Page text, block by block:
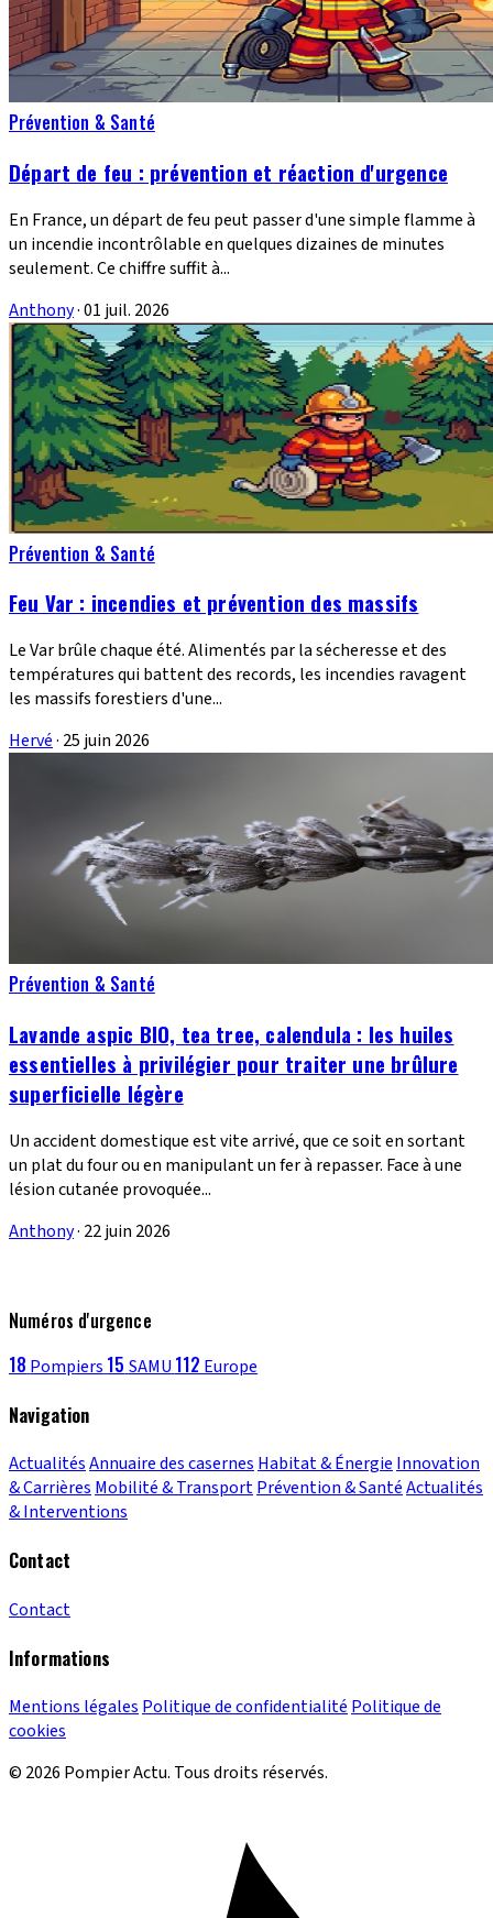
Prévention & Santé
Départ de feu : prévention et réaction d'urgence
En France, un départ de feu peut passer d'une simple flamme à
un incendie incontrôlable en quelques dizaines de minutes
seulement. Ce chiffre suffit à...
Anthony·01 juil. 2026
Prévention & Santé
Feu Var : incendies et prévention des massifs
Le Var brûle chaque été. Alimentés par la sécheresse et des
températures qui battent des records, les incendies ravagent
les massifs forestiers d'une...
Hervé· 25 juin 2026
Prévention & Santé
Lavande aspic BIO, tea tree, calendula : les huiles
essentielles à privilégier pour traiter une brûlure
superficielle légère
Un accident domestique est vite arrivé, que ce soit en sortant
un plat du four ou en manipulant un fer à repasser. Face à une
lésion cutanée provoquée...
Anthony· 22 juin 2026
Numéros d'urgence
18 Pompiers 15 SAMU 112 Europe
Navigation
ActualitésAnnuaire des casernes Habitat & Énergie Innovation
& Carrières Mobilité & TransportPrévention & SantéActualités
& Interventions
Contact
Contact
Informations
Mentions légales Politique de confidentialité Politique de
cookies
© 2026 Pompier Actu. Tous droits réservés.